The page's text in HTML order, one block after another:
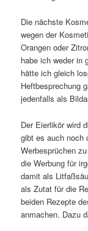
Die nächste
wegen der
Orangen oder
habe ich weder in
hätte ich gleich
Heftbesprechung
jedenfalls als
Der Eierlikör wird
gibt es auch noch
Werbesprüchen
die Werbung für
damit als
als Zutat für die
beiden Rezepte
anmachen. Dazu